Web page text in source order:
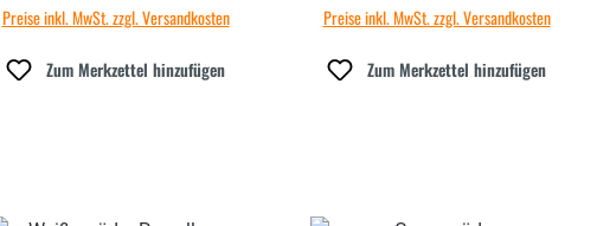
Preise inkl. MwSt. zzgl. Versandkosten
Zum Merkzettel hinzufügen
Preise inkl. MwSt. zzgl. Versandkosten
Zum Merkzettel hinzufügen